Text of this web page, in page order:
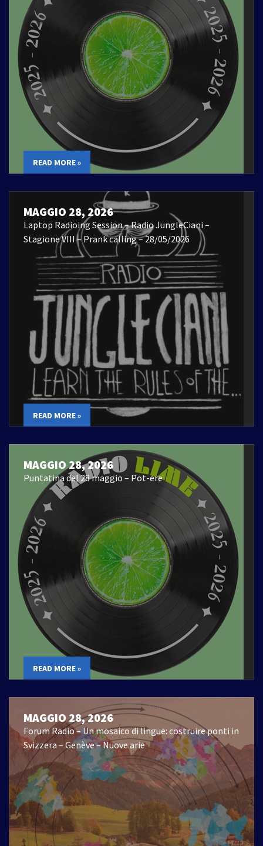
READ MORE »
MAGGIO 28, 2026
Laptop Radioing Session – Radio JungleCiani –
Stagione VIII – Prank calling – 28/05/2026
READ MORE »
MAGGIO 28, 2026
Puntatina del 28 maggio – Pot-ere
READ MORE »
MAGGIO 28, 2026
Forum Radio – Un mosaico di lingue: costruire ponti in
Svizzera – Genève – Nuove arie